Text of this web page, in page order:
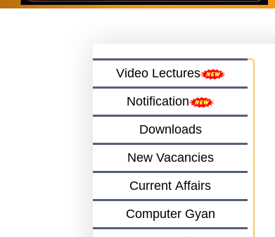
Video Lectures
Notification
Downloads
New Vacancies
Current Affairs
Computer Gyan